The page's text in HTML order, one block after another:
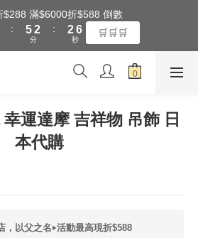
享『超商』免運費
$288 滿$6000折$588 倒數
:
6
5
4
3
2
1
分
:
3
2
1
6
5
4
3
0
秒
🛒🛒🛒
$3000享『超商』免運費
運達摩 吉祥物 吊飾 日
本代購
，以父之名‣活動最高現折$588